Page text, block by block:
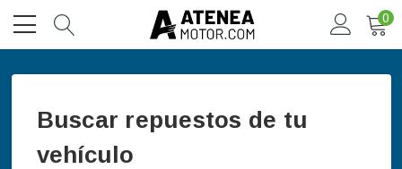
0
Buscar repuestos de tu
vehículo